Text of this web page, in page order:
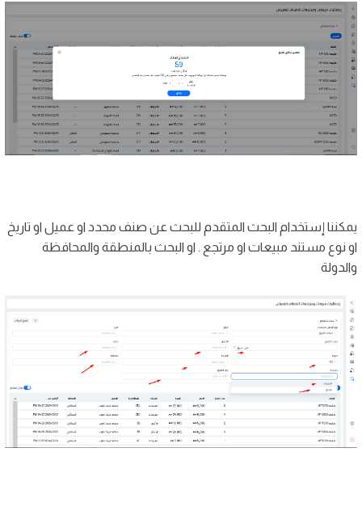
يمكننا إستخدام البحث المتقدم للبحث عن صنف محدد او عميل او تاريخ
او نوع مستند مبيعات او مرتجع . او البحث بالمنطقة والمحافظة
والدولة